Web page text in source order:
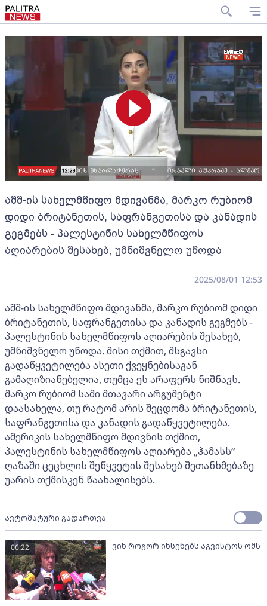
აშშ-ის სახელმწიფო მდივანმა, მარკო რუბიომ
დიდი ბრიტანეთის, საფრანგეთისა და კანადის
გეგმებს - პალესტინის სახელმწიფოს
აღიარების შესახებ, უმნიშვნელო უწოდა
2025/08/01 12:53
აშშ-ის სახელმწიფო მდივანმა, მარკო რუბიომ დიდი
ბრიტანეთის, საფრანგეთისა და კანადის გეგმებს -
პალესტინის სახელმწიფოს აღიარების შესახებ,
უმნიშვნელო უწოდა. მისი თქმით, მსგავსი
გადაწყვეტილება ასეთი ქვეყნებისაგან
გამაღიზიანებელია, თუმცა ეს არაფერს ნიშნავს.
მარკო რუბიომ სამი მთავარი არგუმენტი
დაასახელა, თუ რატომ არის შეცდომა ბრიტანეთის,
საფრანგეთისა და კანადის გადაწყვეტილება.
ამერიკის სახელმწიფო მდივნის თქმით,
პალესტინის სახელმწიფოს აღიარება „ჰამასს“
ღაზაში ცეცხლის შეწყვეტის შესახებ შეთანხმებაზე
უარის თქმისკენ წაახალისებს.
ავტომატური გადართვა
ვინ როგორ იხსენებს აგვისტოს ომს
06:22